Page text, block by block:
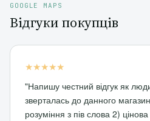
GOOGLE MAPS
Відгуки покупців
★★★★★
"Напишу честний відгук як
зверталась до данного
розуміння з пів слова 2)